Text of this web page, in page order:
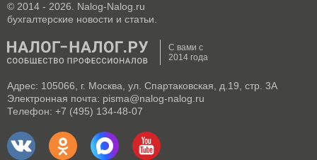
© 2014 - 2026. Nalog-Nalog.ru
бухгалтерские новости и статьи.
С вами с
2014 года
Адрес: 105066, г. Москва, ул. Спартаковская, д.19, стр. 3А
Электронная почта: pisma@nalog-nalog.ru
Телефон: +7 (495) 134-48-07